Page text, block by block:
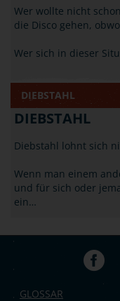
Wer wollte nicht
die Disco gehen,
Wer sich in dieser
DIEBSTAHL
DIEBSTAHL
Diebstahl lohnt sich
Wenn man einem
und für sich oder
ein…
GLOSSAR